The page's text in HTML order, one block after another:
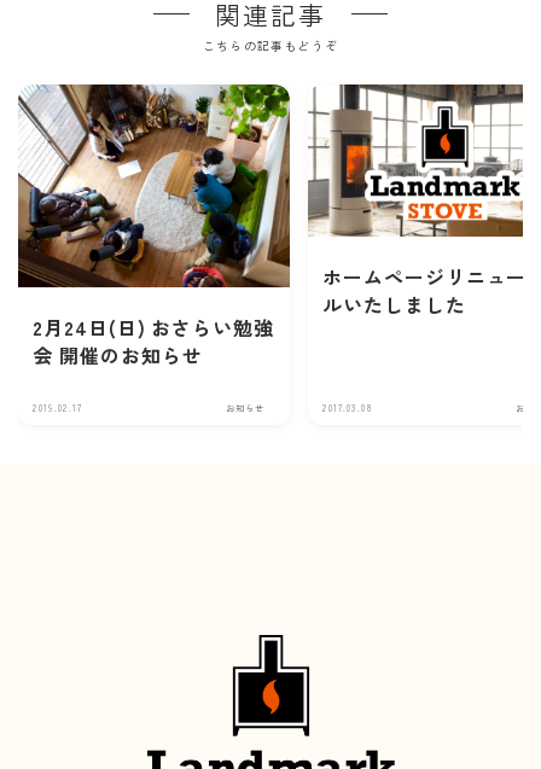
関連記事
こちらの記事もどうぞ
2月24日(日) おさらい勉強
会 開催のお知らせ
2019.02.17 お知らせ
ホームページリニュー
ルいたしました
2017.03.08 お知